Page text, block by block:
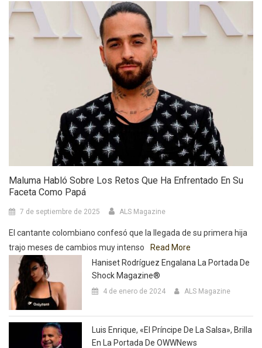
Maluma Habló Sobre Los Retos Que Ha Enfrentado En Su
Faceta Como Papá
7 de septiembre de 2025 ALS Magazine
El cantante colombiano confesó que la llegada de su primera hija
trajo meses de cambios muy intenso
Read More
Haniset Rodríguez Engalana La Portada De
Shock Magazine®
4 de enero de 2024 ALS Magazine
Luis Enrique, «El Príncipe De La Salsa», Brilla
En La Portada De OWWNews